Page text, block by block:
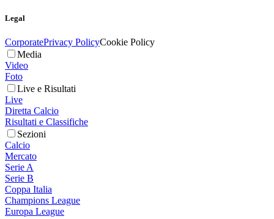
Legal
CorporatePrivacy PolicyCookie Policy
Media
Video
Foto
Live e Risultati
Live
Diretta Calcio
Risultati e Classifiche
Sezioni
Calcio
Mercato
Serie A
Serie B
Coppa Italia
Champions League
Europa League